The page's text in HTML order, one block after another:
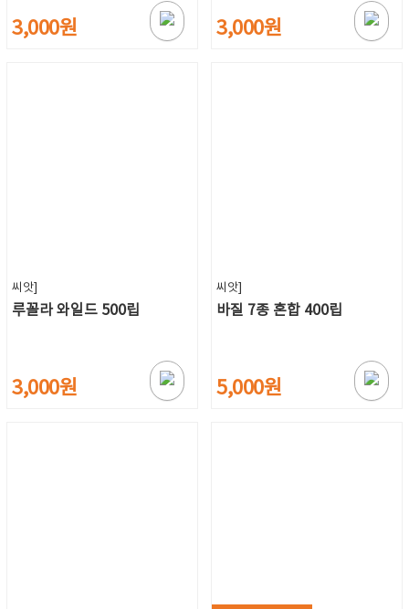
3,000원 3,000원
씨앗]
루꼴라 와일드 500립
3,000원
씨앗]
바질 7종 혼합 400립
5,000원